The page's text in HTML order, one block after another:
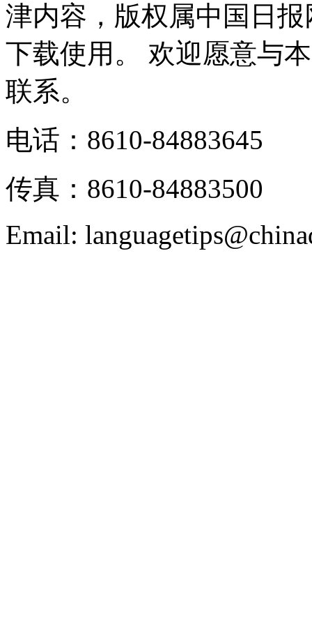
津内容，版权属中国日
下载使用。 欢迎愿意与
联系。
电话：8610-84883645
传真：8610-84883500
Email: